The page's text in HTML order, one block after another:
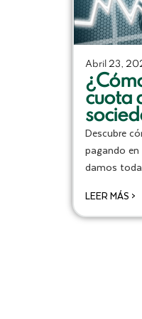
Abril 23,
cuota
Descubre
pagando
damos
LEER MÁS >